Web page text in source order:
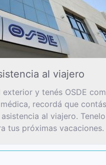
al viajero
exterior y tenés OSDE
recordá que contás
al viajero.
tus próximas vacaciones.